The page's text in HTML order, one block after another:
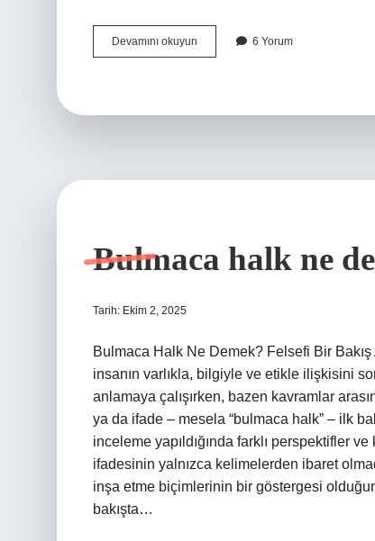
Devamını okuyun
halk
6 Yorum
Bulmaca halk ne
Tarih: Ekim 2, 2025
Bulmaca Halk Ne Demek? Felsefi Bir Bakış
insanın varlıkla, bilgiyle ve etikle ilişkisini
anlamaya çalışırken, bazen kavramlar
ya da ifade – mesela “bulmaca halk” – ilk
inceleme yapıldığında farklı perspektifler
ifadesinin yalnızca kelimelerden ibaret
inşa etme biçimlerinin bir göstergesi
bakışta…